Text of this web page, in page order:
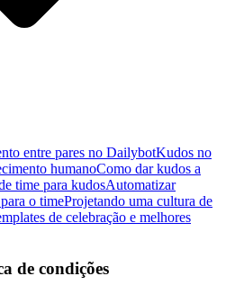
entre pares no DailybotKudos no
humanoComo dar kudos a
time para kudosAutomatizar
o timeProjetando uma cultura de
de celebração e melhores
de condições